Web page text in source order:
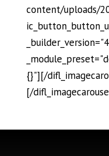
content/uploads/
{}"][/
[/